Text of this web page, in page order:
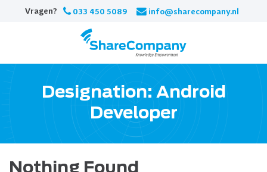
Vragen? 033 450 5089 info@sharecompany.nl
Designation: Android
Developer
Nothing Found